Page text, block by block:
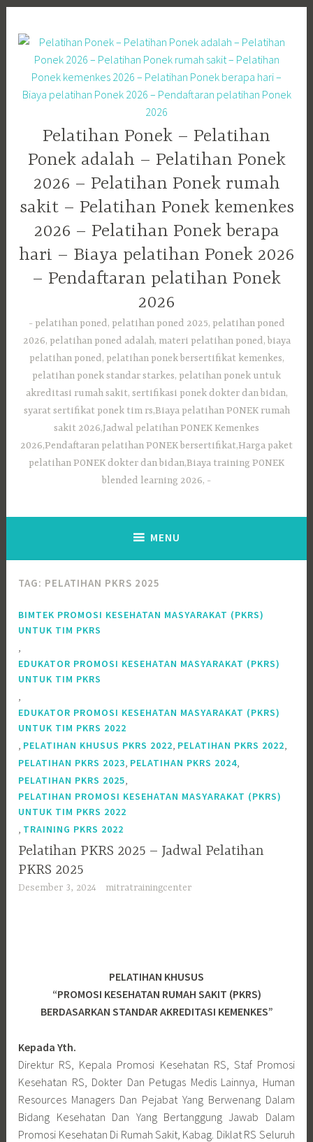
Skip
content
Pelatihan Ponek – Pelatihan
Ponek adalah – Pelatihan Ponek
2026 – Pelatihan Ponek rumah
sakit – Pelatihan Ponek kemenkes
2026 – Pelatihan Ponek berapa
hari – Biaya pelatihan Ponek 2026
– Pendaftaran pelatihan Ponek
2026
pelatihan poned, pelatihan poned 2025, pelatihan poned
2026, pelatihan poned adalah, materi pelatihan poned, biaya
pelatihan poned, pelatihan ponek bersertifikat kemenkes,
pelatihan ponek standar starkes, pelatihan ponek untuk
akreditasi rumah sakit, sertifikasi ponek dokter dan bidan,
syarat sertifikat ponek tim rs,Biaya pelatihan PONEK rumah
sakit 2026,Jadwal pelatihan PONEK Kemenkes
2026,Pendaftaran pelatihan PONEK bersertifikat,Harga paket
pelatihan PONEK dokter dan bidan,Biaya training PONEK
blended learning 2026,
MENU
TAG: PELATIHAN PKRS 2025
BIMTEK PROMOSI KESEHATAN MASYARAKAT (PKRS)
UNTUK TIM PKRS
EDUKATOR PROMOSI KESEHATAN MASYARAKAT (PKRS)
UNTUK TIM PKRS
EDUKATOR PROMOSI KESEHATAN MASYARAKAT (PKRS)
UNTUK TIM PKRS 2022
PELATIHAN KHUSUS PKRS 2022 PELATIHAN PKRS 2022
PELATIHAN PKRS 2023 PELATIHAN PKRS 2024
PELATIHAN PKRS 2025
PELATIHAN PROMOSI KESEHATAN MASYARAKAT (PKRS)
UNTUK TIM PKRS 2022
TRAINING PKRS 2022
Pelatihan PKRS 2025 – Jadwal Pelatihan
PKRS 2025
Desember 3, 2024 mitratrainingcenter
PELATIHAN KHUSUS
“PROMOSI KESEHATAN RUMAH SAKIT (PKRS)
BERDASARKAN STANDAR AKREDITASI KEMENKES”
Kepada Yth.
Direktur RS, Kepala Promosi Kesehatan RS, Staf Promosi
Kesehatan RS, Dokter Dan Petugas Medis Lainnya, Human
Resources Managers Dan Pejabat Yang Berwenang Dalam
Bidang Kesehatan Dan Yang Bertanggung Jawab Dalam
Promosi Kesehatan Di Rumah Sakit, Kabag. Diklat RS Seluruh